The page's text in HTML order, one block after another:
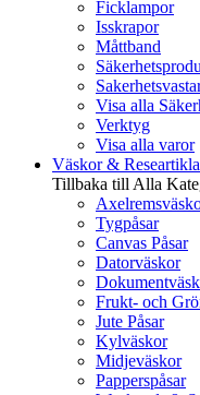
Ficklampor
Isskrapor
Måttband
Visa alla
Verktyg
Visa alla varor
Väskor &
Tillbaka till Alla
Tygpåsar
Canvas Påsar
Datorväskor
Frukt- och
Jute Påsar
Kylväskor
Midjeväskor
Papperspåsar